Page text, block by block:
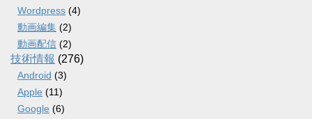
Wordpress (4)
動画編集 (2)
動画配信 (2)
技術情報 (276)
Android (3)
Apple (11)
Google (6)